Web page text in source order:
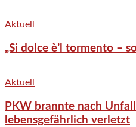
Aktuell
„Si dolce è’l tormento –
Aktuell
PKW brannte nach
lebensgefährlich verletzt